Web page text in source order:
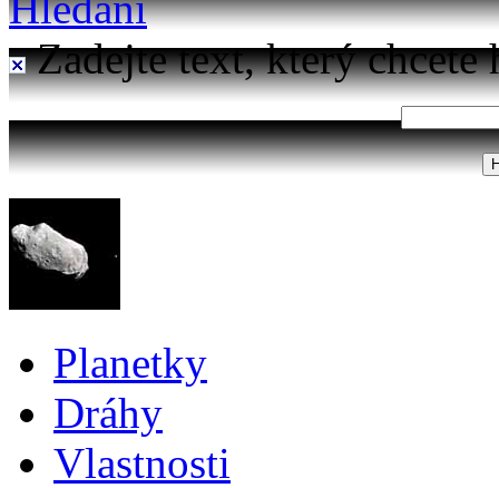
Zadejte text, který chcete
Planetky
Dráhy
Vlastnosti